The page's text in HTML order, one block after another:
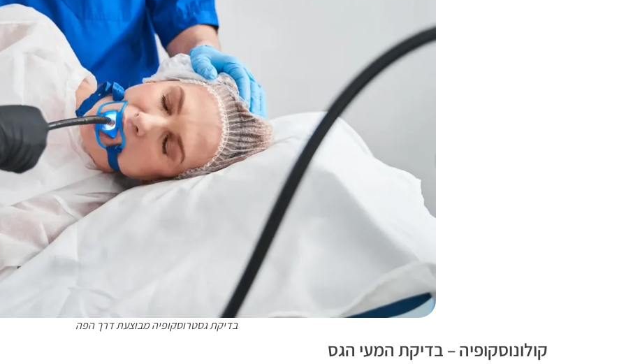
בדיקת גסטרוסקופיה מבוצעת דרך הפה
קולונוסקופיה – בדיקת המעי הגס